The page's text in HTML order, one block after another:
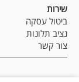
שירות
ביטול עסקה
נציב תלונות
צור קשר